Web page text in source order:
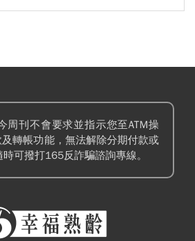
周刊不會要求並指示您至ATM操
及轉帳功能，無法解除分期付款或
可撥打165反詐騙諮詢專線。